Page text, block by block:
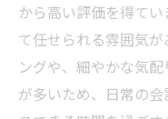
から高い評価を得て
て任せられる雰囲気
ングや、細やかな気
が多いため、日常の